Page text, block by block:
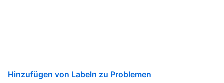
Hinzufügen von Labeln zu Problemen